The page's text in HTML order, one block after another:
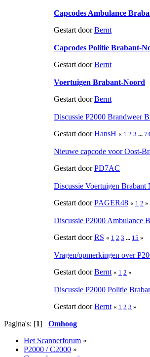
Capcodes Ambulance
Gestart doorBernt
Capcodes Politie Brabant-
Gestart doorBernt
Voertuigen Brabant-Noord
Gestart doorBernt
Discussie P2000 Brandweer
Gestart doorHansH « 1 2 3 ...
Nieuwe capcode voor Oost-
Gestart doorPD7AC
Discussie Voertuigen Brabant
Gestart doorPAGER48 « 1 2 »
Discussie P2000 Ambulance
Gestart doorRS « 1 2 3 ... 15 »
Vragen/opmerkingen over
Gestart doorBernt « 1 2 »
Discussie P2000 Politie
Gestart doorBernt « 1 2 3 »
Pagina's: [1] Omhoog
Het Scannerforum »
P2000 / C2000 »